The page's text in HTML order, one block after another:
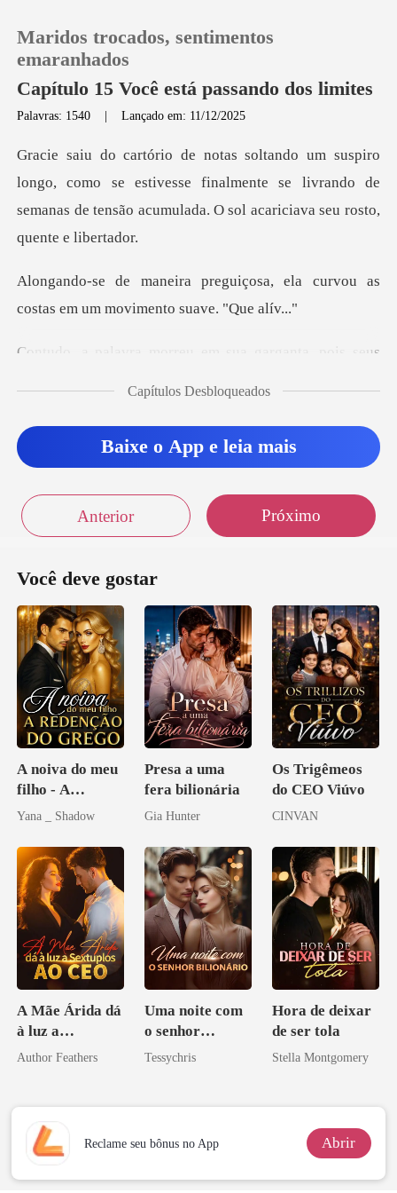
Loja
Histórico
Sair
Maridos trocados, sentimentos
emaranhados
Capítulo 15 Você está passando dos limites
Palavras: 1540 |Lançado em: 11/12/2025
como se estivesse finalmente se livrando de
semanas de tensã
osa, ela curvou as
costas em um
Capítulos Desbloqueados
Baixe o App e leia mais
Anterior Próximo
Você deve gostar
A noiva do meu
filho - A
Redenção do
Yana _ Shadow
Presa a uma
fera bilionária
Gia Hunter
Os Trigêmeos
do CEO Viúvo
CINVAN
A Mãe Árida dá
à luz a
Sextuplos ao
Author Feathers
Uma noite com
o senhor
Bilionário
Tessychris
Hora de deixar
de ser tola
Stella Montgomery
Reclame seu bônus no App Abrir